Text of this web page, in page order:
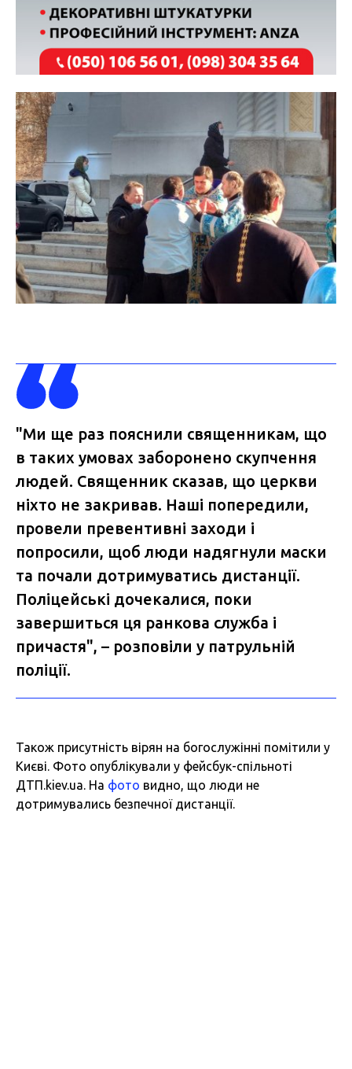
"Ми ще раз пояснили священникам, що
в таких умовах заборонено скупчення
людей. Священник сказав, що церкви
ніхто не закривав. Наші попередили,
провели превентивні заходи і
попросили, щоб люди надягнули маски
та почали дотримуватись дистанції.
Поліцейські дочекалися, поки
завершиться ця ранкова служба і
причастя", – розповіли у патрульній
поліції.
Також присутність вірян на богослужінні помітили у
Києві. Фото опублікували у фейсбук-спільноті
ДТП.kiev.ua. На фото видно, що люди не
дотримувались безпечної дистанції.